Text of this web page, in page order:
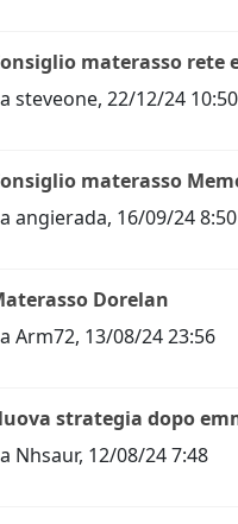
materasso rete
steveone,22/12/24 10:50
materasso
angierada, 16/09/24 8:50
Dorelan
Arm72, 13/08/24 23:56
strategia dopo
Nhsaur, 12/08/24 7:48